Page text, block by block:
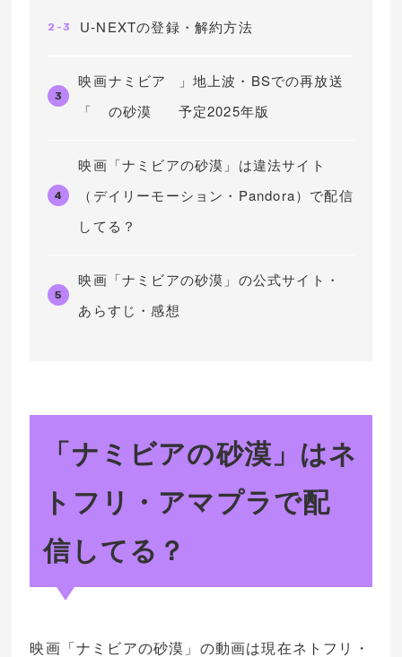
2-3 U-NEXTの登録・解約方法
3
映画
「
ナミビア
の砂漠
」地上波・BSでの再放送
予定2025年版
4
映画「ナミビアの砂漠」は違法サイト
（デイリーモーション・Pandora）で配信
してる？
5
映画「ナミビアの砂漠」の公式サイト・
あらすじ・感想
「ナミビアの砂漠 」はネ
トフリ・アマプラで配
信してる？
映画「ナミビアの砂漠」の動画は現在ネトフリ・